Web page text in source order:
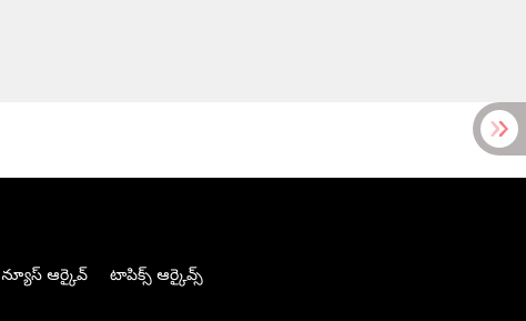
న్యూస్ ఆర్కైవ్ టాపిక్స్ ఆర్కైవ్స్